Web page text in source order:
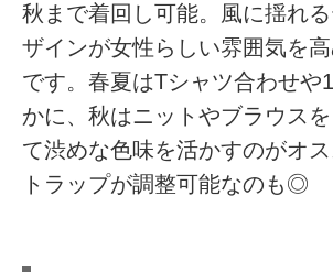
秋まで着回し可能。風に揺れ
ザインが女性らしい雰囲気を
です。春夏はTシャツ合わせや
かに、秋はニットやブラウス
て渋めな色味を活かすのがオ
トラップが調整可能なのも◎